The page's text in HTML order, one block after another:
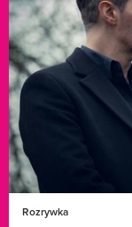
Rozrywka